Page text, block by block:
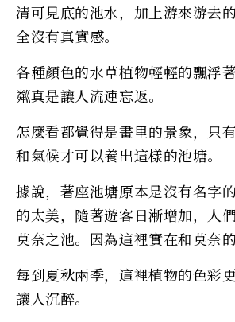
清可見底的池水，加上游來游去
全沒有真實感。
各種顏色的水草植物輕輕的飄浮
粼真是讓人流連忘返。
怎麼看都覺得是畫里的景象，只
和氣候才可以養出這樣的池塘。
據說，著座池塘原本是沒有名字
的太美，隨著遊客日漸增加，人
莫奈之池。因為這裡實在和莫奈
每到夏秋兩季，這裡植物的色彩
讓人沉醉。